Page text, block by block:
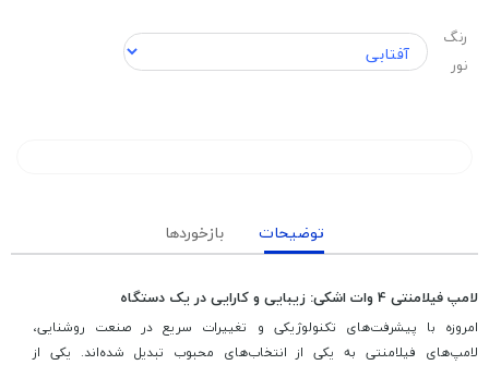
رنگ
نور
توضیحات بازخوردها
لامپ فیلامنتی 4 وات اشکی: زیبایی و کارایی در یک دستگاه
امروزه با پیشرفت‌های تکنولوژیکی و تغییرات سریع در صنعت روشنایی،
لامپ‌های فیلامنتی به یکی از انتخاب‌های محبوب تبدیل شده‌اند. یکی از